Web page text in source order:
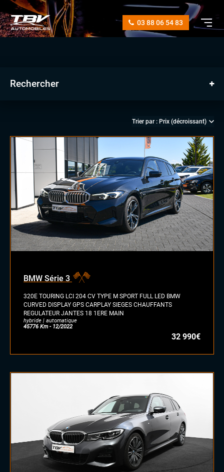
03 88 06 54 83
Rechercher
manuelle
automatique
diesel
électrique
GPL
autre
BMW Série 3
320E TOURING LCI 204 CV TYPE M SPORT FULL LED BMW
CURVED DISPLAY GPS CARPLAY SIEGES CHAUFFANTS
REGULATEUR JANTES 18 1ERE MAIN
hybride | automatique
45776 Km - 12/2022
32 990€